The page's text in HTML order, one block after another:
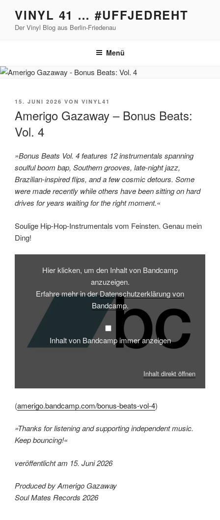
Inhalt
springen
VINYL 41 … #UFFJEDREHT
Der Vinyl Blog aus Berlin-Friedenau
Menü
VERÖFFENTLICHT
15. JUNI 2026 VON VINYL41
Amerigo Gazaway – Bonus Beats:
Vol. 4
»Bonus Beats Vol. 4 features 12 instrumentals spanning
soulful boom bap, Southern grooves, late-night jazz,
Brazilian-inspired flips, and a few cosmic detours. Some
were made recently while others have been sitting on hard
drives for years waiting for the right moment.«
Soulige Hip-Hop-Instrumentals vom Feinsten. Genau mein
Ding!
Inhalt
BandcampHier klicken, um den Inhalt von Bandcamp
anzuzeigen.
Erfahre mehr in derDatenschutzerklärung von
Bandcamp.
Inhalt von Bandcamp immer anzeigen
Inhalt direkt öffnen
(amerigo.bandcamp.com/bonus-beats-vol-4)
»Thanks for listening and supporting independent music.
Keep bouncing!«
veröffentlicht am 15. Juni 2026
Produced by Amerigo Gazaway
Soul Mates Records 2026